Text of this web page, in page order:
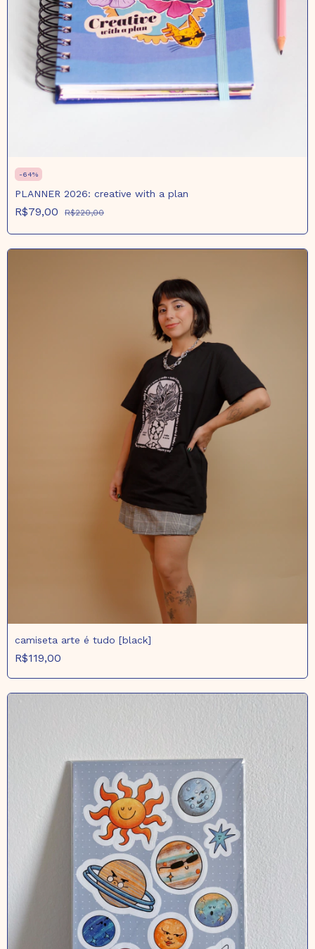
-64%
PLANNER 2026: creative with a plan
R$79,00 R$220,00
camiseta arte é tudo [black]
R$119,00